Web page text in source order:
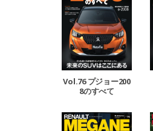
Vol.76 プジョー200
8のすべて